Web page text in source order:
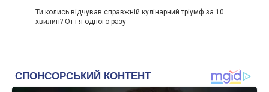
Ти колись відчував справжній кулінарний тріумф за 10
хвилин? От і я одного разу